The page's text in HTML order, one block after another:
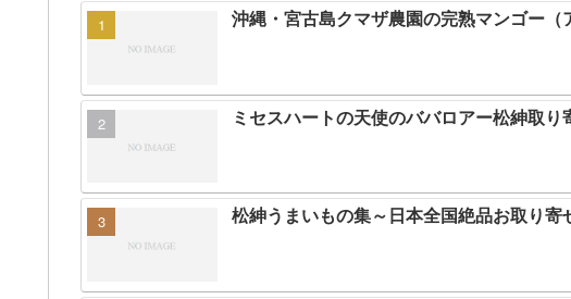
沖縄・宮古島クマザ農園の完熟マンゴー（
ミセスハートの天使のババロアー松紳取り
松紳うまいもの集～日本全国絶品お取り寄